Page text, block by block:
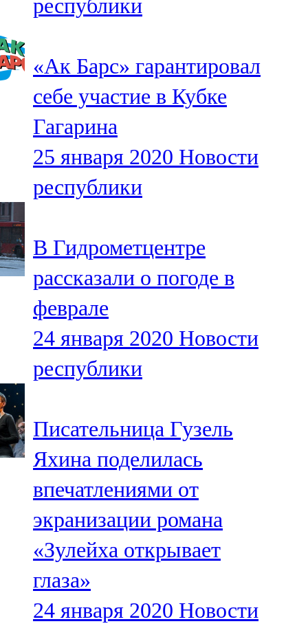
республики
«Ак Барс» гарантировал
себе участие в Кубке
Гагарина
25 января 2020 Новости
республики
В Гидрометцентре
рассказали о погоде в
феврале
24 января 2020 Новости
республики
Писательница Гузель
Яхина поделилась
впечатлениями от
экранизации романа
«Зулейха открывает
глаза»
24 января 2020 Новости